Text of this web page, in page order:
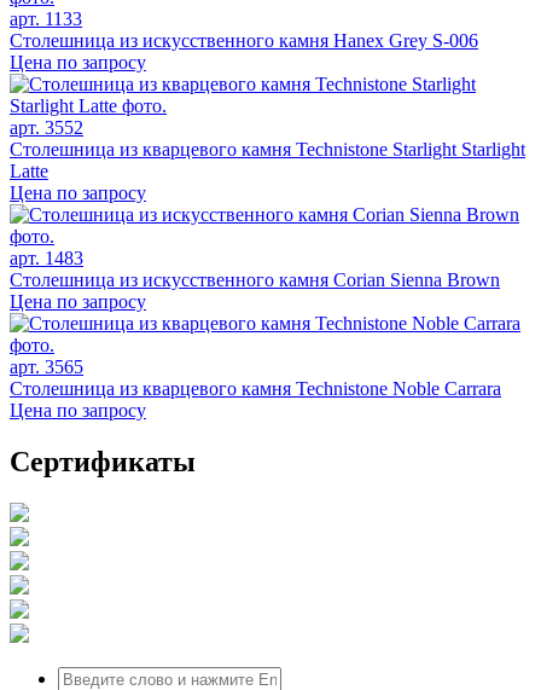
арт. 1133
Столешница из искусственного камня Hanex Grey S-006
Цена по запросу
арт. 3552
Столешница из кварцевого камня Technistone Starlight Starlight
Latte
Цена по запросу
арт. 1483
Столешница из искусственного камня Corian Sienna Brown
Цена по запросу
арт. 3565
Столешница из кварцевого камня Technistone Noble Carrara
Цена по запросу
Сертификаты